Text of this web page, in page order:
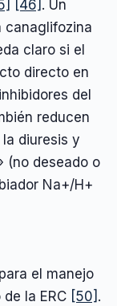
[46] . Un
canaglifozina
claro si el
directo en
del
reducen
diuresis y
(no deseado o
Na+/H+
el manejo
la ERC [50] .